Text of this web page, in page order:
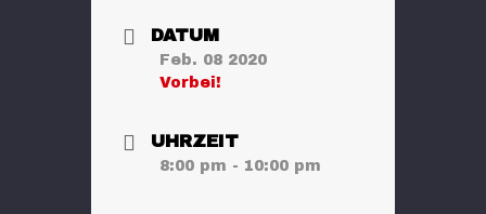
DATUM
Feb. 08 2020
Vorbei!
UHRZEIT
8:00 pm - 10:00 pm